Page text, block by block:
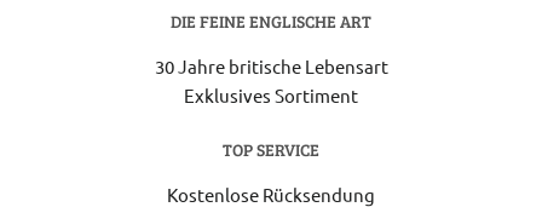
DIE FEINE ENGLISCHE ART
30 Jahre britische Lebensart
Exklusives Sortiment
TOP SERVICE
Kostenlose Rücksendung